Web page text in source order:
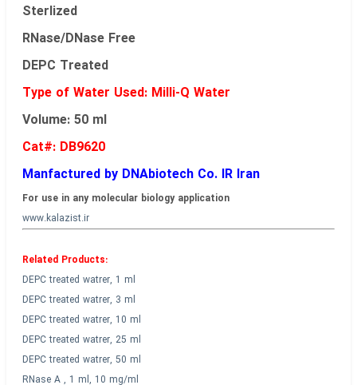
Sterlized
RNase/DNase Free
DEPC Treated
Type of Water Used: Milli-Q Water
Volume: 50 ml
Cat#: DB9620
Manfactured by DNAbiotech Co. IR Iran
For use in any molecular biology application
www.kalazist.ir
Related Products:
DEPC treated watrer, 1 ml
DEPC treated watrer, 3 ml
DEPC treated watrer, 10 ml
DEPC treated watrer, 25 ml
DEPC treated watrer, 50 ml
RNase A , 1 ml, 10 mg/ml